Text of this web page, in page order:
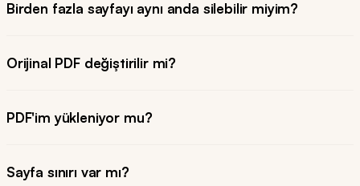
Birden fazla sayfayı aynı anda silebilir miyim?
Orijinal PDF değiştirilir mi?
PDF'im yükleniyor mu?
Sayfa sınırı var mı?